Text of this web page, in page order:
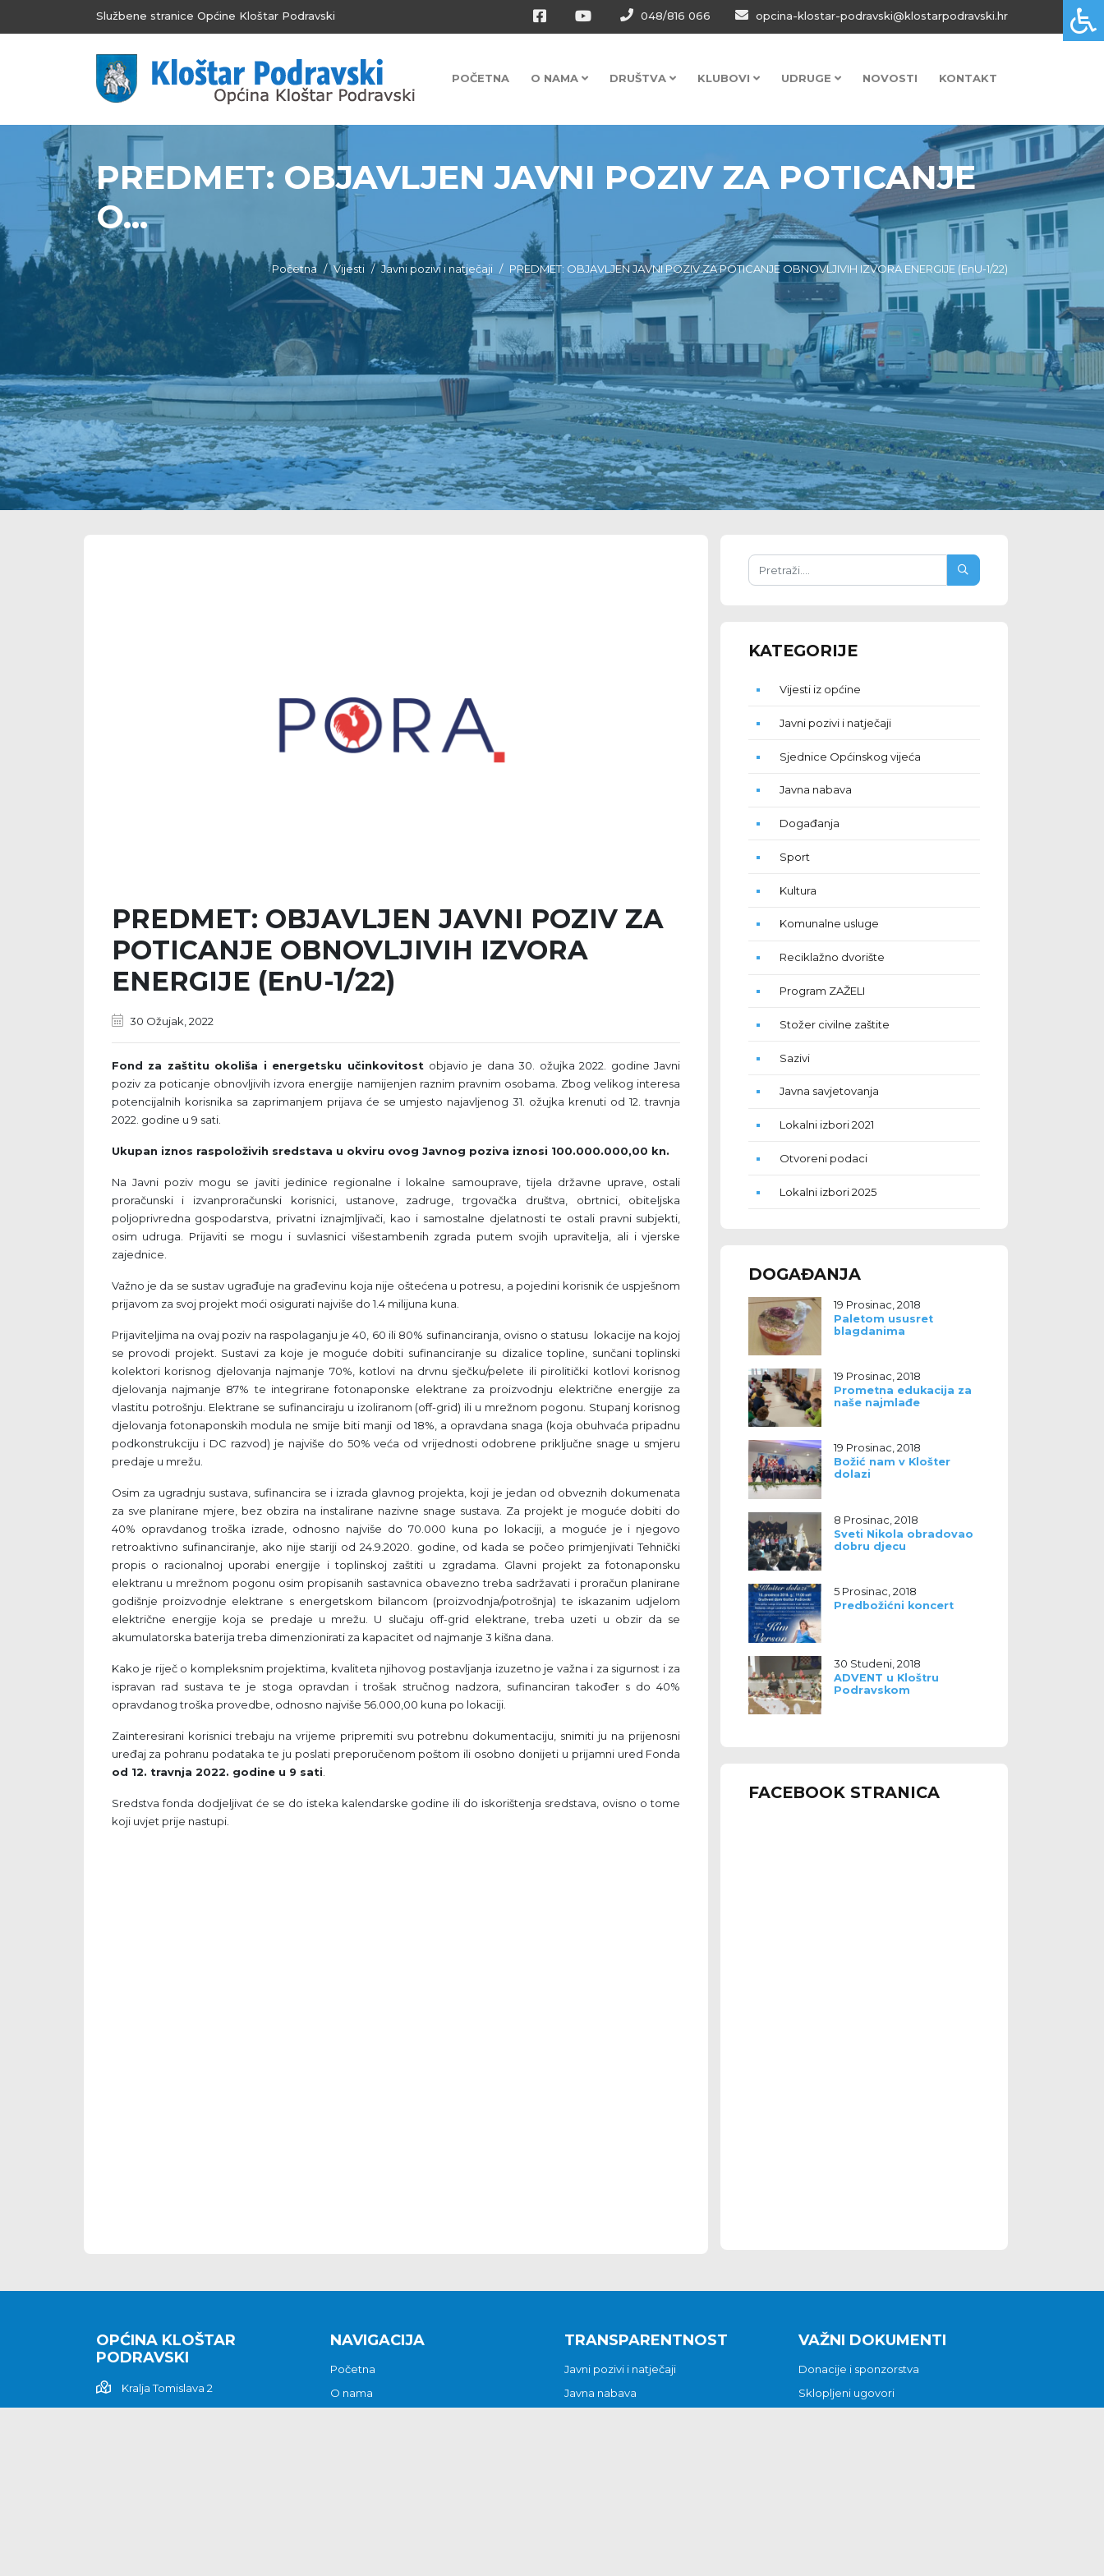
Službene stranice Općine Kloštar Podravski 048/816 066 opcina-klostar-podravski@klostarpodravski.hr
POČETNA O NAMA DRUŠTVA KLUBOVI UDRUGE NOVOSTI KONTAKT
PREDMET: OBJAVLJEN JAVNI POZIV ZA POTICANJE
O...
Početna Vijesti Javni pozivi i natječaji PREDMET: OBJAVLJEN JAVNI POZIV ZA POTICANJE OBNOVLJIVIH IZVORA ENERGIJE (EnU-1/22)
PREDMET: OBJAVLJEN JAVNI POZIV ZA
POTICANJE OBNOVLJIVIH IZVORA
ENERGIJE (EnU-1/22)
30 Ožujak, 2022
Fond za zaštitu okoliša i energetsku učinkovitostobjavio je dana 30. ožujka 2022. godine Javni
poziv za poticanje obnovljivih izvora energije namijenjen raznim pravnim osobama. Zbog velikog interesa
potencijalnih korisnika sa zaprimanjem prijava će se umjesto najavljenog 31. ožujka krenuti od 12. travnja
2022. godine u 9 sati.
Ukupan iznos raspoloživih sredstava u okviru ovog Javnog poziva iznosi 100.000.000,00 kn.
Na Javni poziv mogu se javiti jedinice regionalne i lokalne samouprave, tijela državne uprave, ostali
proračunski i izvanproračunski korisnici, ustanove, zadruge, trgovačka društva, obrtnici, obiteljska
poljoprivredna gospodarstva, privatni iznajmljivači, kao i samostalne djelatnosti te ostali pravni subjekti,
osim udruga. Prijaviti se mogu i suvlasnici višestambenih zgrada putem svojih upravitelja, ali i vjerske
zajednice.
Važno je da se sustav ugrađuje na građevinu koja nije oštećena u potresu, a pojedini korisnik će uspješnom
prijavom za svoj projekt moći osigurati najviše do 1.4 milijuna kuna.
Prijaviteljima na ovaj poziv na raspolaganju je 40, 60 ili 80% sufinanciranja, ovisno o statusu lokacije na kojoj
se provodi projekt. Sustavi za koje je moguće dobiti sufinanciranje su dizalice topline, sunčani toplinski
kolektori korisnog djelovanja najmanje 70%, kotlovi na drvnu sječku/pelete ili pirolitički kotlovi korisnog
djelovanja najmanje 87% te integrirane fotonaponske elektrane za proizvodnju električne energije za
vlastitu potrošnju. Elektrane se sufinanciraju u izoliranom (off-grid) ili u mrežnom pogonu. Stupanj korisnog
djelovanja fotonaponskih modula ne smije biti manji od 18%, a opravdana snaga (koja obuhvaća pripadnu
podkonstrukciju i DC razvod) je najviše do 50% veća od vrijednosti odobrene priključne snage u smjeru
predaje u mrežu.
Osim za ugradnju sustava, sufinancira se i izrada glavnog projekta, koji je jedan od obveznih dokumenata
za sve planirane mjere, bez obzira na instalirane nazivne snage sustava. Za projekt je moguće dobiti do
40% opravdanog troška izrade, odnosno najviše do 70.000 kuna po lokaciji, a moguće je i njegovo
retroaktivno sufinanciranje, ako nije stariji od 24.9.2020. godine, od kada se počeo primjenjivati Tehnički
propis o racionalnoj uporabi energije i toplinskoj zaštiti u zgradama. Glavni projekt za fotonaponsku
elektranu u mrežnom pogonu osim propisanih sastavnica obavezno treba sadržavati i proračun planirane
godišnje proizvodnje elektrane s energetskom bilancom (proizvodnja/potrošnja) te iskazanim udjelom
električne energije koja se predaje u mrežu. U slučaju off-grid elektrane, treba uzeti u obzir da se
akumulatorska baterija treba dimenzionirati za kapacitet od najmanje 3 kišna dana.
Kako je riječ o kompleksnim projektima, kvaliteta njihovog postavljanja izuzetno je važna i za sigurnost i za
ispravan rad sustava te je stoga opravdan i trošak stručnog nadzora, sufinanciran također s do 40%
opravdanog troška provedbe, odnosno najviše 56.000,00 kuna po lokaciji.
Zainteresirani korisnici trebaju na vrijeme pripremiti svu potrebnu dokumentaciju, snimiti ju na prijenosni
uređaj za pohranu podataka te ju poslati preporučenom poštom ili osobno donijeti u prijamni ured Fonda
od 12. travnja 2022. godine u 9 sati.
Sredstva fonda dodjeljivat će se do isteka kalendarske godine ili do iskorištenja sredstava, ovisno o tome
koji uvjet prije nastupi.
KATEGORIJE
Vijesti iz općine
Javni pozivi i natječaji
Sjednice Općinskog vijeća
Javna nabava
Događanja
Sport
Kultura
Komunalne usluge
Reciklažno dvorište
Program ZAŽELI
Stožer civilne zaštite
Sazivi
Javna savjetovanja
Lokalni izbori 2021
Otvoreni podaci
Lokalni izbori 2025
DOGAĐANJA
19 Prosinac, 2018
Paletom ususret
blagdanima
19 Prosinac, 2018
Prometna edukacija za
naše najmlađe
19 Prosinac, 2018
Božić nam v Klošter
dolazi
8 Prosinac, 2018
Sveti Nikola obradovao
dobru djecu
5 Prosinac, 2018
Predbožićni koncert
30 Studeni, 2018
ADVENT u Kloštru
Podravskom
FACEBOOK STRANICA
OPĆINA KLOŠTAR
PODRAVSKI
Kralja Tomislava 2
NAVIGACIJA
Početna
O nama
TRANSPARENTNOST
Javni pozivi i natječaji
Javna nabava
VAŽNI DOKUMENTI
Donacije i sponzorstva
Sklopljeni ugovori